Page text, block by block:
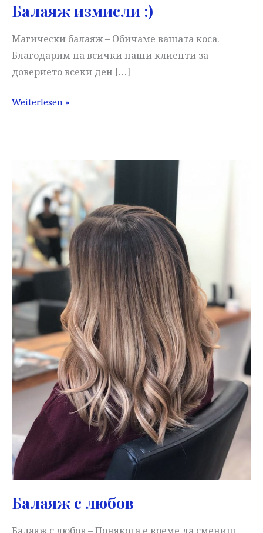
Балаяж измисли :)
Магически балаяж – Обичаме вашата коса.
Благодарим на всички наши клиенти за
доверието всеки ден […]
Балаяж
:)
Weiterlesen »
Балаяж с любов
Балаяж с любов – Понякога е време да смениш